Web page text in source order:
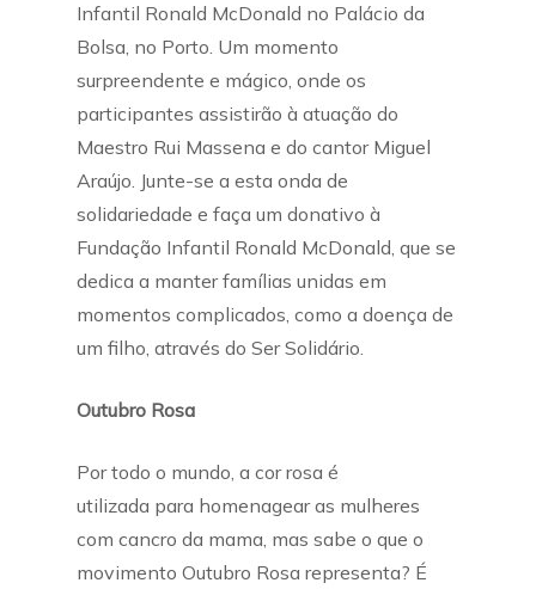
Infantil Ronald McDonald no Palácio da
Bolsa, no Porto. Um momento
surpreendente e mágico, onde os
participantes assistirão à atuação do
Maestro Rui Massena e do cantor Miguel
Araújo. Junte-se a esta onda de
solidariedade e faça um donativo à
Fundação Infantil Ronald McDonald, que se
dedica a manter famílias unidas em
momentos complicados, como a doença de
um filho, através do Ser Solidário.
Outubro Rosa
Por todo o mundo, a cor rosa é
utilizada para homenagear as mulheres
com cancro da mama, mas sabe o que o
movimento Outubro Rosa representa? É